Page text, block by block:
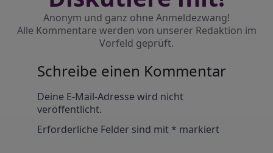
Anonym und ganz ohne Anmeldezwang!
Alle Kommentare werden von unserer Redaktion im
Vorfeld geprüft.
Schreibe einen Kommentar
Deine E-Mail-Adresse wird nicht
veröffentlicht.
Erforderliche Felder sind mit* markiert